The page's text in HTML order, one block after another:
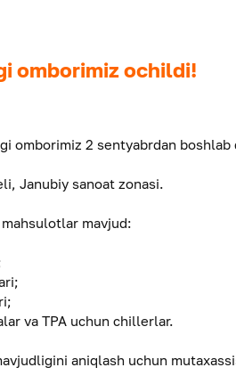
omborimiz ochildi!
omborimiz 2 sentyabrdan boshlab
Janubiy sanoat zonasi.
mavjud:
va TPA uchun chillerlar.
aniqlash uchun